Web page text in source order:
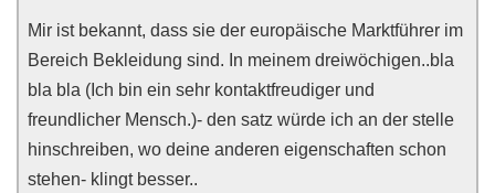
Mir ist bekannt, dass sie der europäische Marktführer im
Bereich Bekleidung sind. In meinem dreiwöchigen..bla
bla bla (Ich bin ein sehr kontaktfreudiger und
freundlicher Mensch.)- den satz würde ich an der stelle
hinschreiben, wo deine anderen eigenschaften schon
stehen- klingt besser..